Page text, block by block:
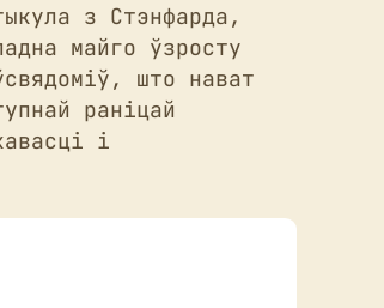
з Стэнфарда,
майго ўзросту
што нават
раніцай
і